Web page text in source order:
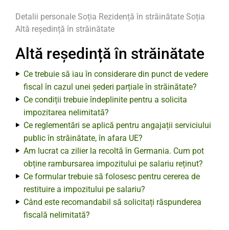
Detalii personale Soția Rezidență în străinătate Soția
Altă reședință în străinătate
Altă reședință în străinătate
Ce trebuie să iau în considerare din punct de vedere
fiscal în cazul unei șederi parțiale în străinătate?
Ce condiții trebuie îndeplinite pentru a solicita
impozitarea nelimitată?
Ce reglementări se aplică pentru angajații serviciului
public în străinătate, în afara UE?
Am lucrat ca zilier la recoltă în Germania. Cum pot
obține rambursarea impozitului pe salariu reținut?
Ce formular trebuie să folosesc pentru cererea de
restituire a impozitului pe salariu?
Când este recomandabil să solicitați răspunderea
fiscală nelimitată?